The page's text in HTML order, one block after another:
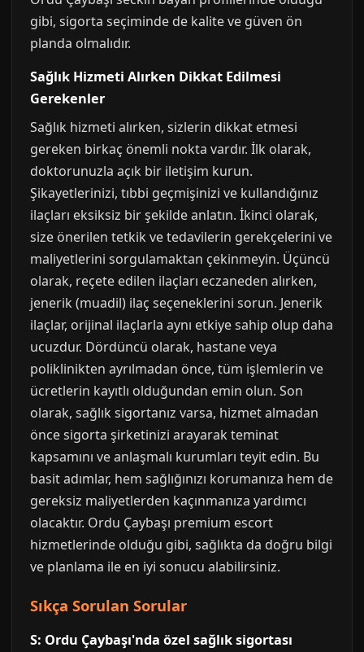
gibi, sigorta seçiminde de kalite ve güven ön
planda olmalıdır.
Sağlık Hizmeti Alırken Dikkat Edilmesi
Gerekenler
Sağlık hizmeti alırken, sizlerin dikkat etmesi
gereken birkaç önemli nokta vardır. İlk olarak,
doktorunuzla açık bir iletişim kurun.
Şikayetlerinizi, tıbbi geçmişinizi ve kullandığınız
ilaçları eksiksiz bir şekilde anlatın. İkinci olarak,
size önerilen tetkik ve tedavilerin gerekçelerini ve
maliyetlerini sorgulamaktan çekinmeyin. Üçüncü
olarak, reçete edilen ilaçları eczaneden alırken,
jenerik (muadil) ilaç seçeneklerini sorun. Jenerik
ilaçlar, orijinal ilaçlarla aynı etkiye sahip olup daha
ucuzdur. Dördüncü olarak, hastane veya
poliklinikten ayrılmadan önce, tüm işlemlerin ve
ücretlerin kayıtlı olduğundan emin olun. Son
olarak, sağlık sigortanız varsa, hizmet almadan
önce sigorta şirketinizi arayarak teminat
kapsamını ve anlaşmalı kurumları teyit edin. Bu
basit adımlar, hem sağlığınızı korumanıza hem de
gereksiz maliyetlerden kaçınmanıza yardımcı
olacaktır. Ordu Çaybaşı premium escort
hizmetlerinde olduğu gibi, sağlıkta da doğru bilgi
ve planlama ile en iyi sonucu alabilirsiniz.
Sıkça Sorulan Sorular
S: Ordu Çaybaşı'nda özel sağlık sigortası